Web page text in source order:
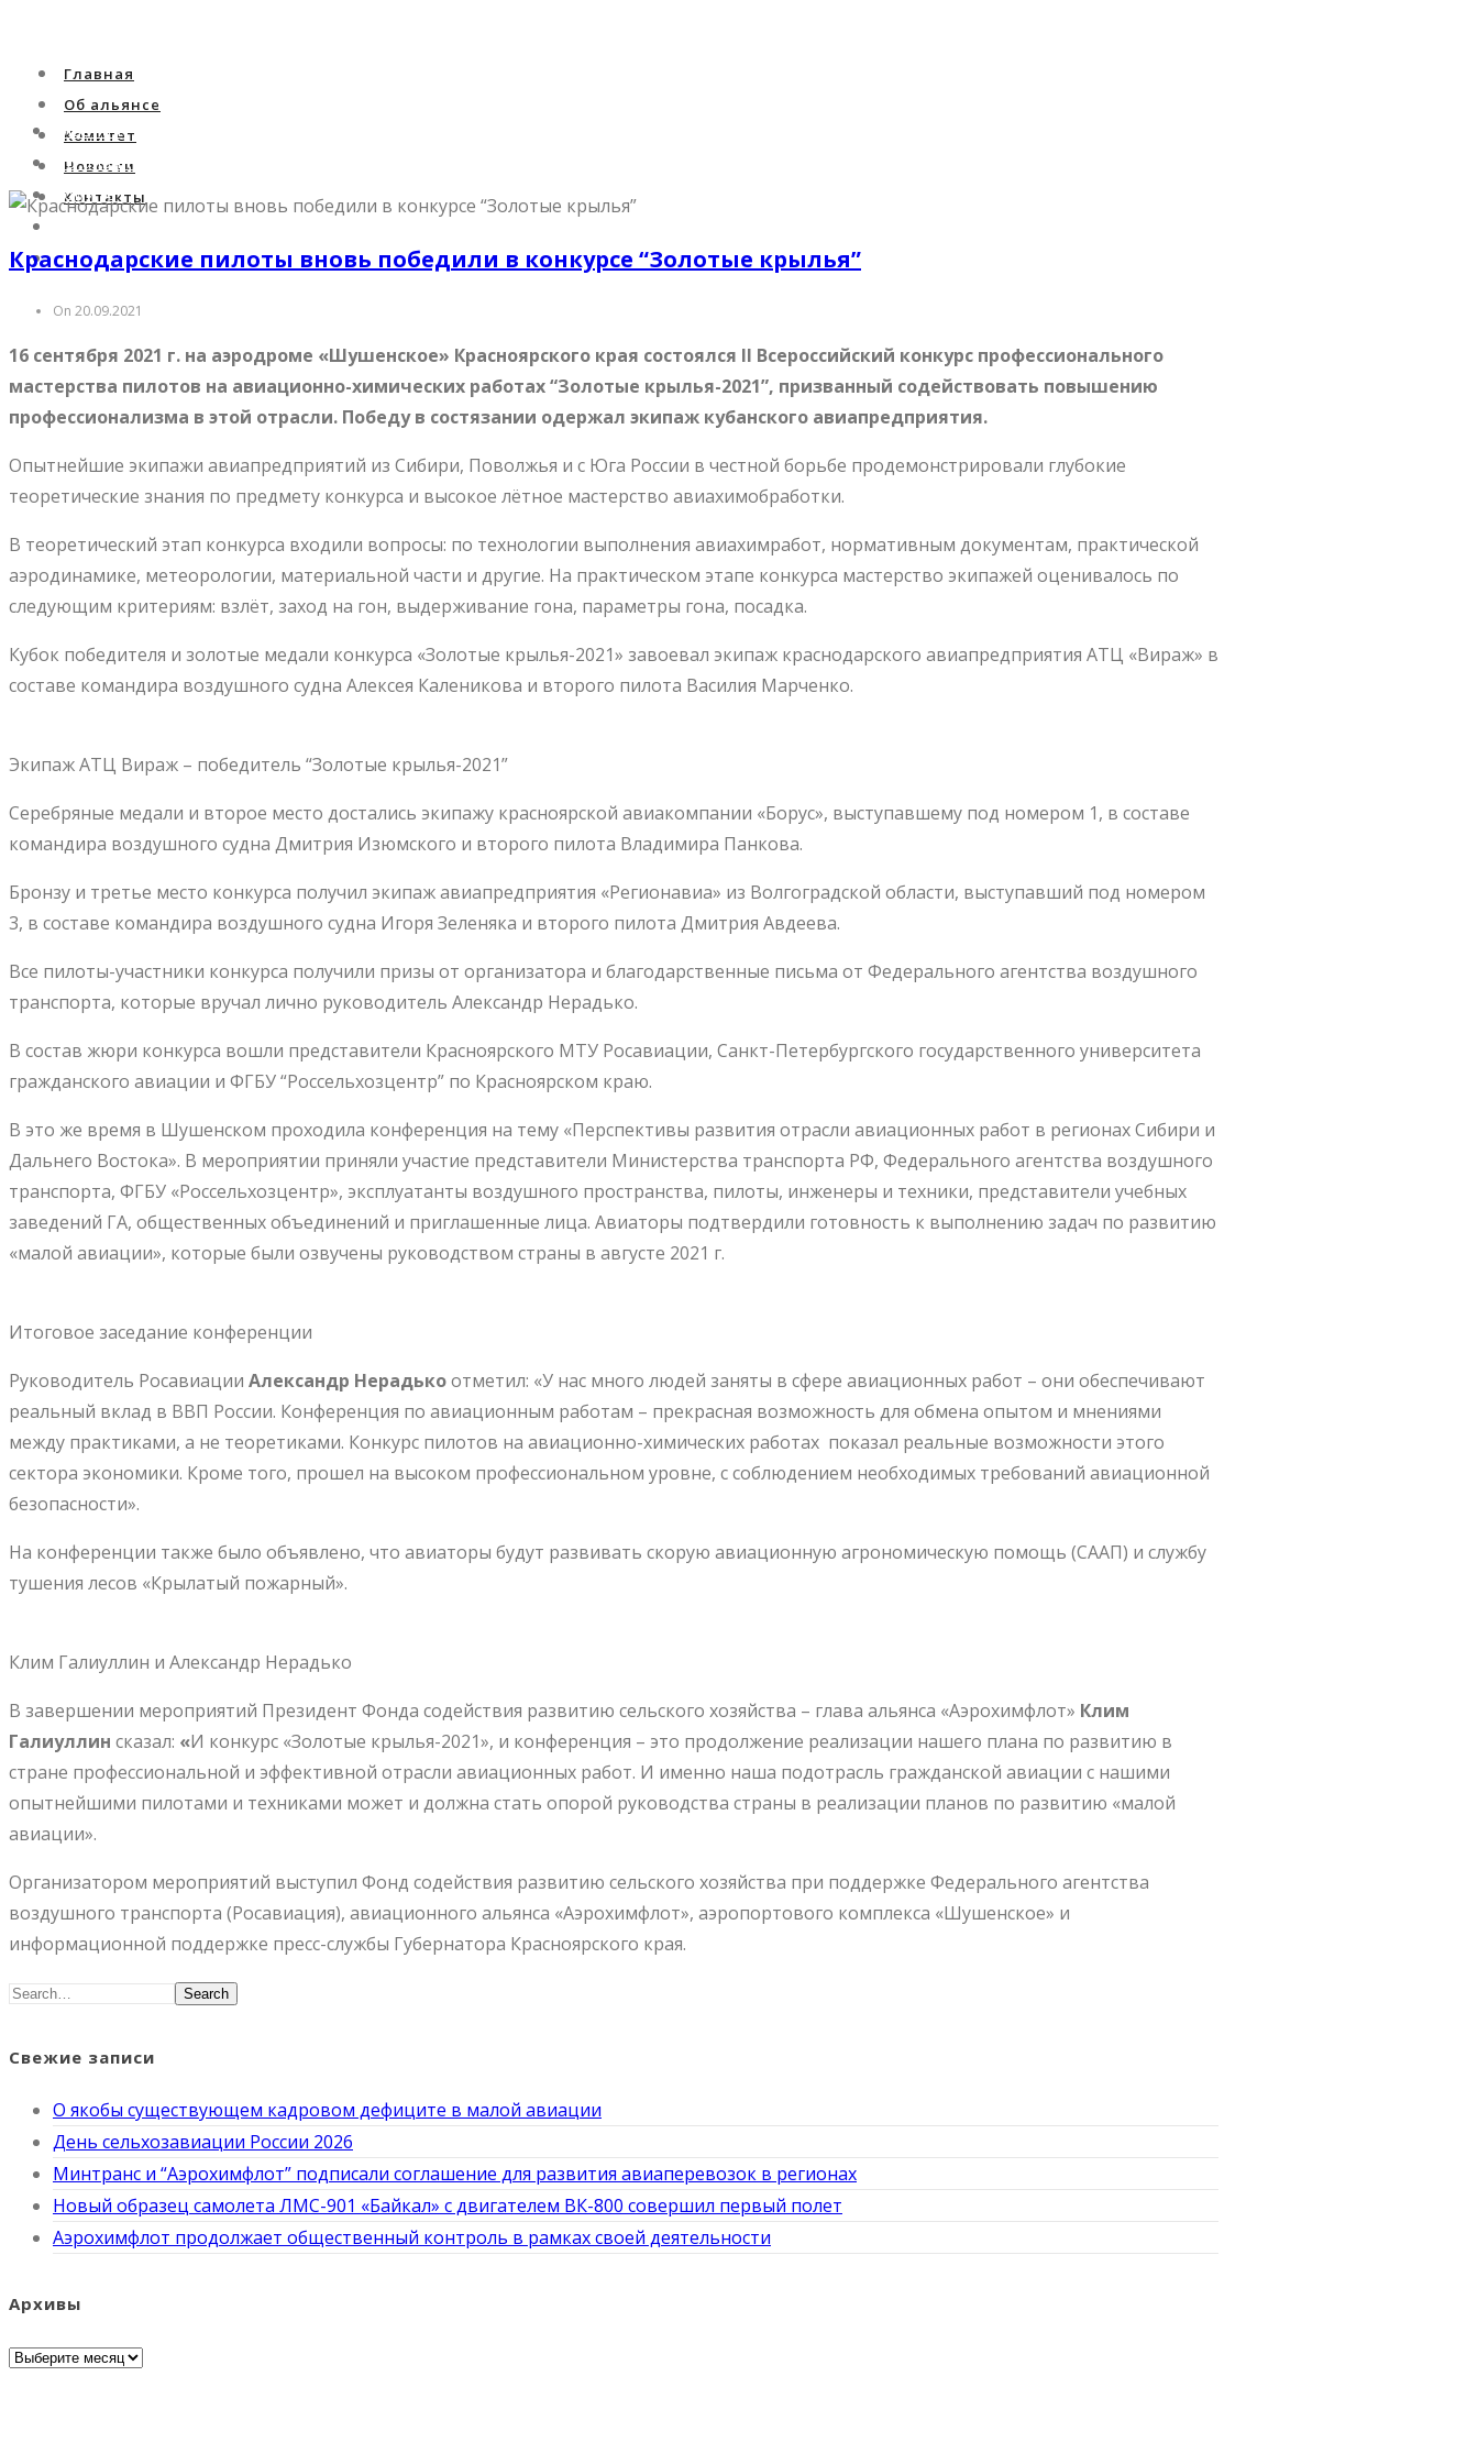
Главная
Об альянсе
Комитет
Новости
Контакты
Главная
Об альянсе
Комитет
Контакты
Краснодарские пилоты вновь победили в конкурсе “Золотые крылья”
On 20.09.2021
16 сентября 2021 г. на аэродроме «Шушенское» Красноярского края состоялся II Всероссийский конкурс профессионального
мастерства пилотов на авиационно-химических работах “Золотые крылья-2021”, призванный содействовать повышению
профессионализма в этой отрасли. Победу в состязании одержал экипаж кубанского авиапредприятия.
Опытнейшие экипажи авиапредприятий из Сибири, Поволжья и с Юга России в честной борьбе продемонстрировали глубокие
теоретические знания по предмету конкурса и высокое лётное мастерство авиахимобработки.
В теоретический этап конкурса входили вопросы: по технологии выполнения авиахимработ, нормативным документам, практической
аэродинамике, метеорологии, материальной части и другие. На практическом этапе конкурса мастерство экипажей оценивалось по
следующим критериям: взлёт, заход на гон, выдерживание гона, параметры гона, посадка.
Кубок победителя и золотые медали конкурса «Золотые крылья-2021» завоевал экипаж краснодарского авиапредприятия АТЦ «Вираж» в
составе командира воздушного судна Алексея Каленикова и второго пилота Василия Марченко.
Экипаж АТЦ Вираж – победитель “Золотые крылья-2021”
Серебряные медали и второе место достались экипажу красноярской авиакомпании «Борус», выступавшему под номером 1, в составе
командира воздушного судна Дмитрия Изюмского и второго пилота Владимира Панкова.
Бронзу и третье место конкурса получил экипаж авиапредприятия «Регионавиа» из Волгоградской области, выступавший под номером
3, в составе командира воздушного судна Игоря Зеленяка и второго пилота Дмитрия Авдеева.
Все пилоты-участники конкурса получили призы от организатора и благодарственные письма от Федерального агентства воздушного
транспорта, которые вручал лично руководитель Александр Нерадько.
В состав жюри конкурса вошли представители Красноярского МТУ Росавиации, Санкт-Петербургского государственного университета
гражданского авиации и ФГБУ “Россельхозцентр” по Красноярском краю.
В это же время в Шушенском проходила конференция на тему «Перспективы развития отрасли авиационных работ в регионах Сибири и
Дальнего Востока». В мероприятии приняли участие представители Министерства транспорта РФ, Федерального агентства воздушного
транспорта, ФГБУ «Россельхозцентр», эксплуатанты воздушного пространства, пилоты, инженеры и техники, представители учебных
заведений ГА, общественных объединений и приглашенные лица. Авиаторы подтвердили готовность к выполнению задач по развитию
«малой авиации», которые были озвучены руководством страны в августе 2021 г.
Итоговое заседание конференции
Руководитель Росавиации Александр Нерадькоотметил: «У нас много людей заняты в сфере авиационных работ – они обеспечивают
реальный вклад в ВВП России. Конференция по авиационным работам – прекрасная возможность для обмена опытом и мнениями
между практиками, а не теоретиками. Конкурс пилотов на авиационно-химических работах показал реальные возможности этого
сектора экономики. Кроме того, прошел на высоком профессиональном уровне, с соблюдением необходимых требований авиационной
безопасности».
На конференции также было объявлено, что авиаторы будут развивать скорую авиационную агрономическую помощь (СААП) и службу
тушения лесов «Крылатый пожарный».
Клим Галиуллин и Александр Нерадько
В завершении мероприятий Президент Фонда содействия развитию сельского хозяйства – глава альянса «Аэрохимфлот» Клим
Галиуллин сказал: «И конкурс «Золотые крылья-2021», и конференция – это продолжение реализации нашего плана по развитию в
стране профессиональной и эффективной отрасли авиационных работ. И именно наша подотрасль гражданской авиации с нашими
опытнейшими пилотами и техниками может и должна стать опорой руководства страны в реализации планов по развитию «малой
авиации».
Организатором мероприятий выступил Фонд содействия развитию сельского хозяйства при поддержке Федерального агентства
воздушного транспорта (Росавиация), авиационного альянса «Аэрохимфлот», аэропортового комплекса «Шушенское» и
информационной поддержке пресс-службы Губернатора Красноярского края.
Search
Свежие записи
О якобы существующем кадровом дефиците в малой авиации
День сельхозавиации России 2026
Минтранс и “Аэрохимфлот” подписали соглашение для развития авиаперевозок в регионах
Новый образец самолета ЛМС-901 «Байкал» с двигателем ВК-800 совершил первый полет
Аэрохимфлот продолжает общественный контроль в рамках своей деятельности
Архивы
Архивы